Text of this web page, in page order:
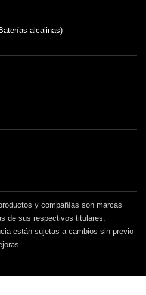
alcalinas)
y compañías son marcas
de sus respectivos titulares.
están sujetas a cambios sin previo